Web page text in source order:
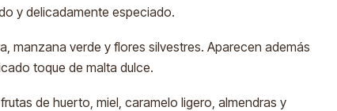
y delicadamente especiado.
manzana verde y flores silvestres. Aparecen además
toque de malta dulce.
de huerto, miel, caramelo ligero, almendras y